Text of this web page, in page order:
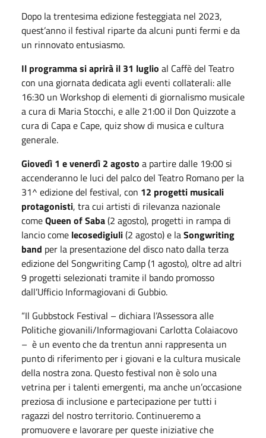
Dopo la trentesima edizione festeggiata nel 2023,
quest’anno il festival riparte da alcuni punti fermi e da
un rinnovato entusiasmo.
Il programma si aprirà il 31 luglio al Caffè del Teatro
con una giornata dedicata agli eventi collaterali: alle
16:30 un Workshop di elementi di giornalismo musicale
a cura di Maria Stocchi, e alle 21:00 il Don Quizzote a
cura di Capa e Cape, quiz show di musica e cultura
generale.
Giovedì 1 e venerdì 2 agosto a partire dalle 19:00 si
accenderanno le luci del palco del Teatro Romano per la
31^ edizione del festival, con 12 progetti musicali
protagonisti, tra cui artisti di rilevanza nazionale
comeQueen of Saba(2 agosto), progetti in rampa di
lancio come lecosedigiuli(2 agosto) e laSongwriting
band per la presentazione del disco nato dalla terza
edizione del Songwriting Camp (1 agosto), oltre ad altri
9 progetti selezionati tramite il bando promosso
dall’Ufficio Informagiovani di Gubbio.
“Il Gubbstock Festival – dichiara l’Assessora alle
Politiche giovanili/Informagiovani Carlotta Colaiacovo
– è un evento che da trentun anni rappresenta un
punto di riferimento per i giovani e la cultura musicale
della nostra zona. Questo festival non è solo una
vetrina per i talenti emergenti, ma anche un’occasione
preziosa di inclusione e partecipazione per tutti i
ragazzi del nostro territorio. Continueremo a
promuovere e lavorare per queste iniziative che